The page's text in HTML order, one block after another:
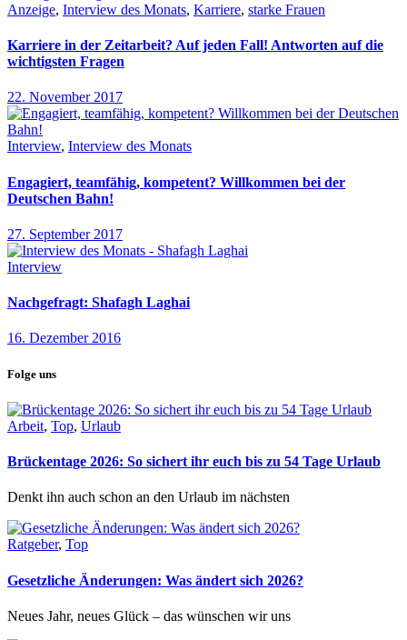
Anzeige, Interview des Monats, Karriere, starke Frauen
Karriere in der Zeitarbeit? Auf jeden Fall! Antworten auf die
wichtigsten Fragen
22. November 2017
Interview, Interview des Monats
Engagiert, teamfähig, kompetent? Willkommen bei der
Deutschen Bahn!
27. September 2017
Interview
Nachgefragt: Shafagh Laghai
16. Dezember 2016
Folge uns
Arbeit, Top, Urlaub
Brückentage 2026: So sichert ihr euch bis zu 54 Tage Urlaub
Denkt ihn auch schon an den Urlaub im nächsten
Ratgeber, Top
Gesetzliche Änderungen: Was ändert sich 2026?
Neues Jahr, neues Glück – das wünschen wir uns